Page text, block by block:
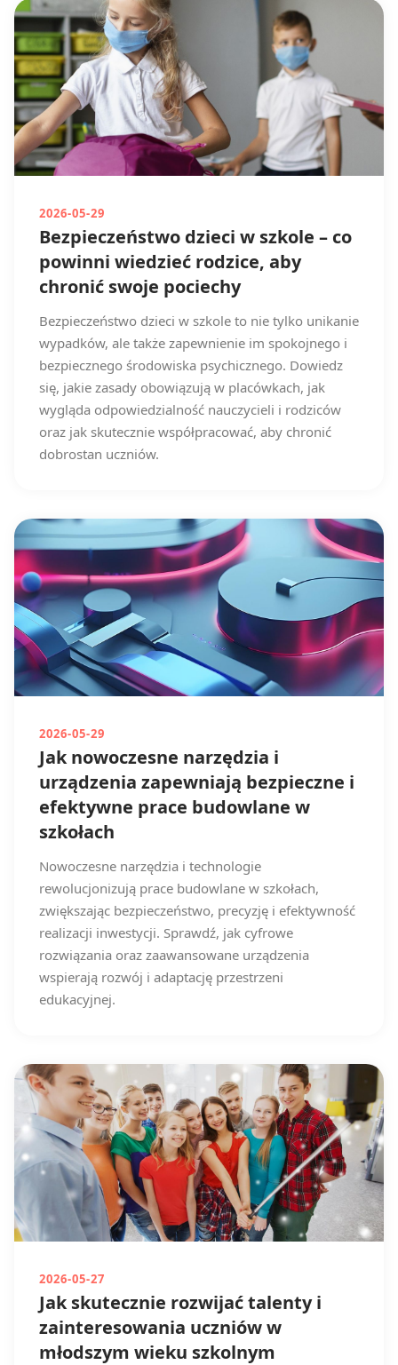
2026-05-29
Bezpieczeństwo dzieci w szkole – co
powinni wiedzieć rodzice, aby
chronić swoje pociechy
Bezpieczeństwo dzieci w szkole to nie tylko unikanie
wypadków, ale także zapewnienie im spokojnego i
bezpiecznego środowiska psychicznego. Dowiedz
się, jakie zasady obowiązują w placówkach, jak
wygląda odpowiedzialność nauczycieli i rodziców
oraz jak skutecznie współpracować, aby chronić
dobrostan uczniów.
2026-05-29
Jak nowoczesne narzędzia i
urządzenia zapewniają bezpieczne i
efektywne prace budowlane w
szkołach
Nowoczesne narzędzia i technologie
rewolucjonizują prace budowlane w szkołach,
zwiększając bezpieczeństwo, precyzję i efektywność
realizacji inwestycji. Sprawdź, jak cyfrowe
rozwiązania oraz zaawansowane urządzenia
wspierają rozwój i adaptację przestrzeni
edukacyjnej.
2026-05-27
Jak skutecznie rozwijać talenty i
zainteresowania uczniów w
młodszym wieku szkolnym